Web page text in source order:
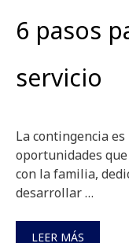
6 pasos
servicio
La contingencia
oportunidades
con la familia,
desarrollar …
LEER MÁS